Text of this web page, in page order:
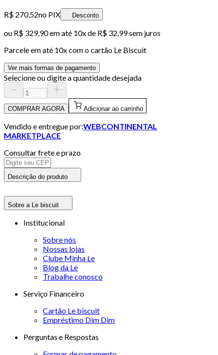
R$ 270,52no PIX Desconto
ou R$ 329,90em até 10x de R$ 32,99 sem juros
Parcele em até 10x com o cartão Le Biscuit
Ver mais formas de pagamento
Selecione ou digite a quantidade desejada
COMPRAR AGORA Adicionar ao carrinho
Vendido e entregue por:WEBCONTINENTAL
MARKETPLACE
Consultar frete e prazo
Descrição do produto
Sobre a Le biscuit
Institucional
Sobre nós
Nossas lojas
Clube Minha Le
Blog da Le
Trabalhe conosco
Serviço Financeiro
Cartão Le biscuit
Empréstimo Dim Dim
Perguntas e Respostas